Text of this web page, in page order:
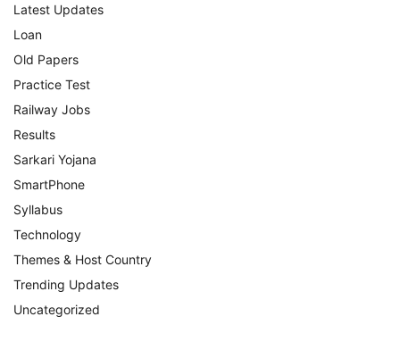
Latest Updates
Loan
Old Papers
Practice Test
Railway Jobs
Results
Sarkari Yojana
SmartPhone
Syllabus
Technology
Themes & Host Country
Trending Updates
Uncategorized